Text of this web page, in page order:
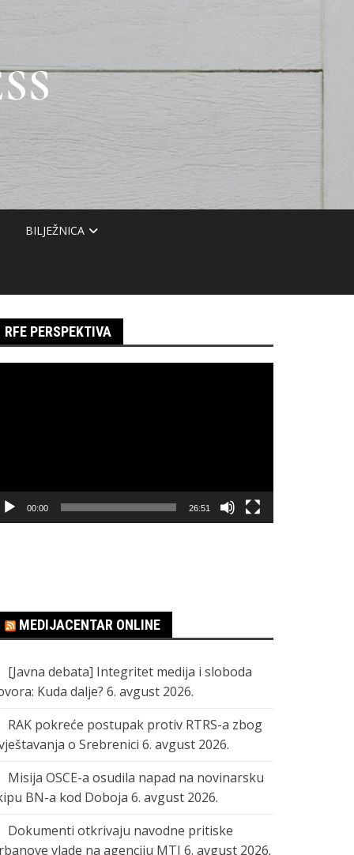
BILJEŽNICA
RFE PERSPEKTIVA
00:00 26:51
MEDIJACENTAR ONLINE
[Javna debata] Integritet medija i sloboda
Kuda dalje? 6. avgust 2026.
RAK pokreće postupak protiv RTRS-a zbog
o Srebrenici 6. avgust 2026.
Misija OSCE-a osudila napad na novinarsku
BN-a kod Doboja 6. avgust 2026.
Dokumenti otkrivaju navodne pritiske
vlade na agenciju MTI 6. avgust 2026.